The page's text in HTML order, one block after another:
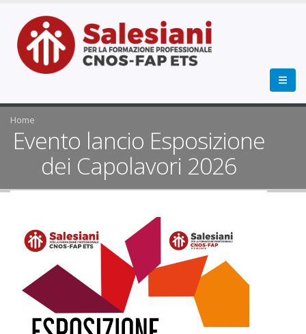
Home
Evento lancio Esposizione
dei Capolavori 2026